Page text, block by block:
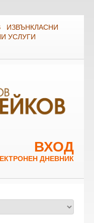
ИЗВЪНКЛАСНИ
УСЛУГИ
ВХОД
ДНЕВНИК